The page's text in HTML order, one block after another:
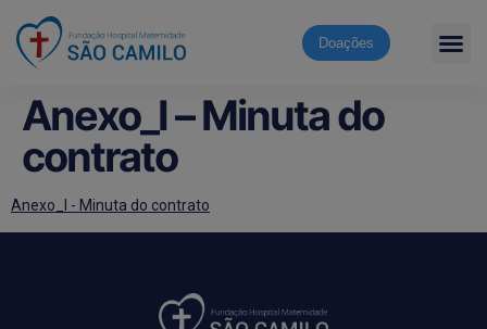
Doações
Anexo_I – Minuta do
contrato
Anexo_I - Minuta do contrato